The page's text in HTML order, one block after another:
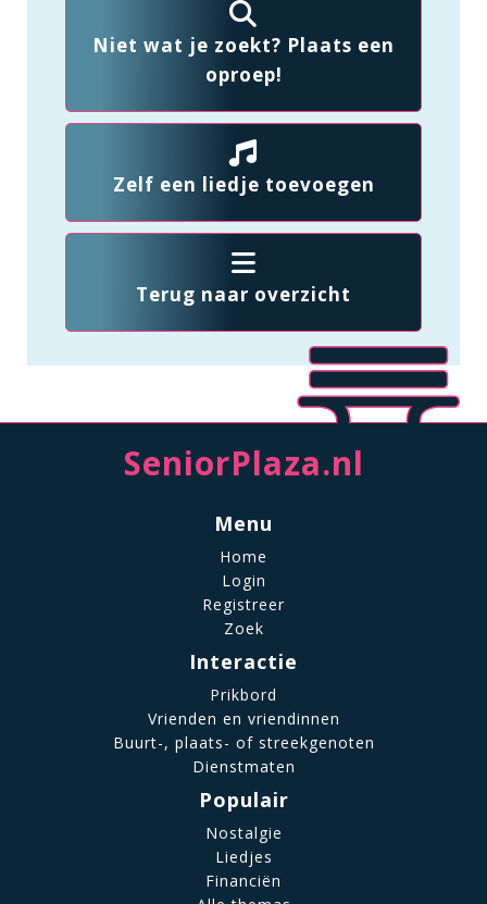
Niet wat je zoekt? Plaats een
oproep!
Zelf een liedje toevoegen
Terug naar overzicht
SeniorPlaza.nl
Menu
Home
Login
Registreer
Zoek
Interactie
Prikbord
Vrienden en vriendinnen
Buurt-, plaats- of streekgenoten
Dienstmaten
Populair
Nostalgie
Liedjes
Financiën